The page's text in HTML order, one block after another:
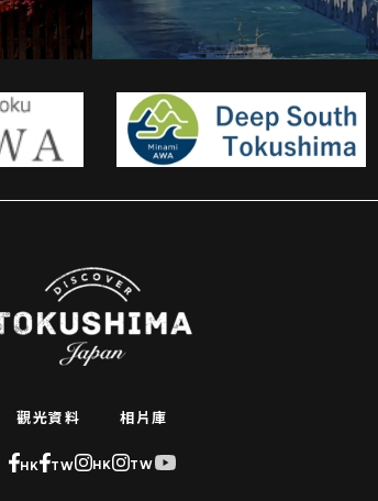
觀光資料 相片庫
HK TW HK TW